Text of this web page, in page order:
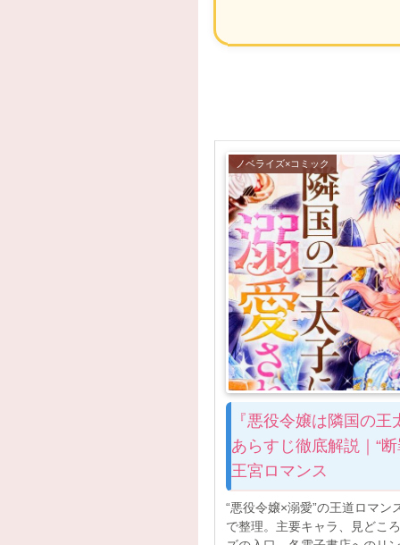
ノベライズ×コミック
『悪役令嬢は隣国の
あらすじ徹底解説｜“
王宮ロマンス
“悪役令嬢×溺愛”の王道ロマン
で整理。主要キャラ、見どこ